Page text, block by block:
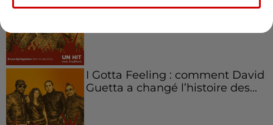
Springsteen : la chanson que
I Gotta Feeling : comment David
Guetta a changé l’histoire des...